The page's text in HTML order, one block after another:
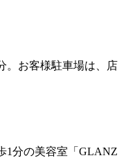
。お客様駐車場は、店
1分の美容室「GLANZ